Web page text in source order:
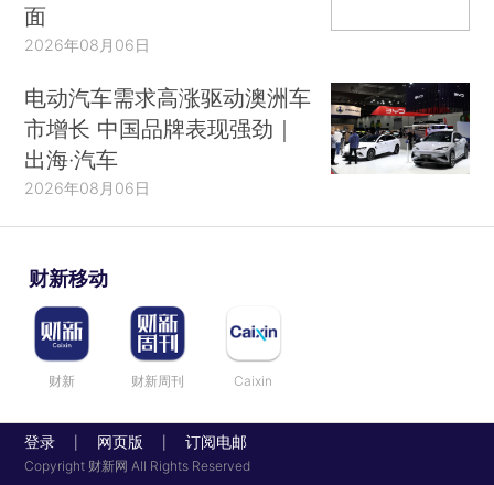
面
2026年08月06日
电动汽车需求高涨驱动澳洲车
市增长 中国品牌表现强劲｜
出海·汽车
2026年08月06日
财新移动
财新 财新周刊 Caixin
登录 网页版 订阅电邮
Copyright 财新网 All Rights Reserved